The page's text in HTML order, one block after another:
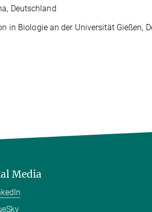
Deutschland
Biologie an der Universität Gießen,
Media